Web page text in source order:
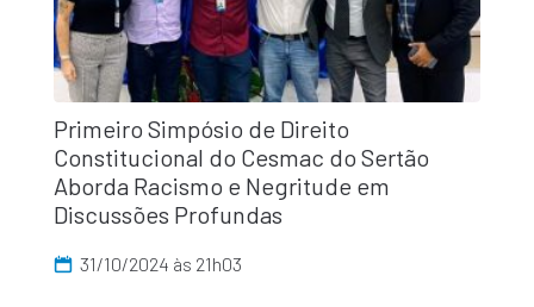
Primeiro Simpósio de Direito
Constitucional do Cesmac do Sertão
Aborda Racismo e Negritude em
Discussões Profundas
31/10/2024 às 21h03